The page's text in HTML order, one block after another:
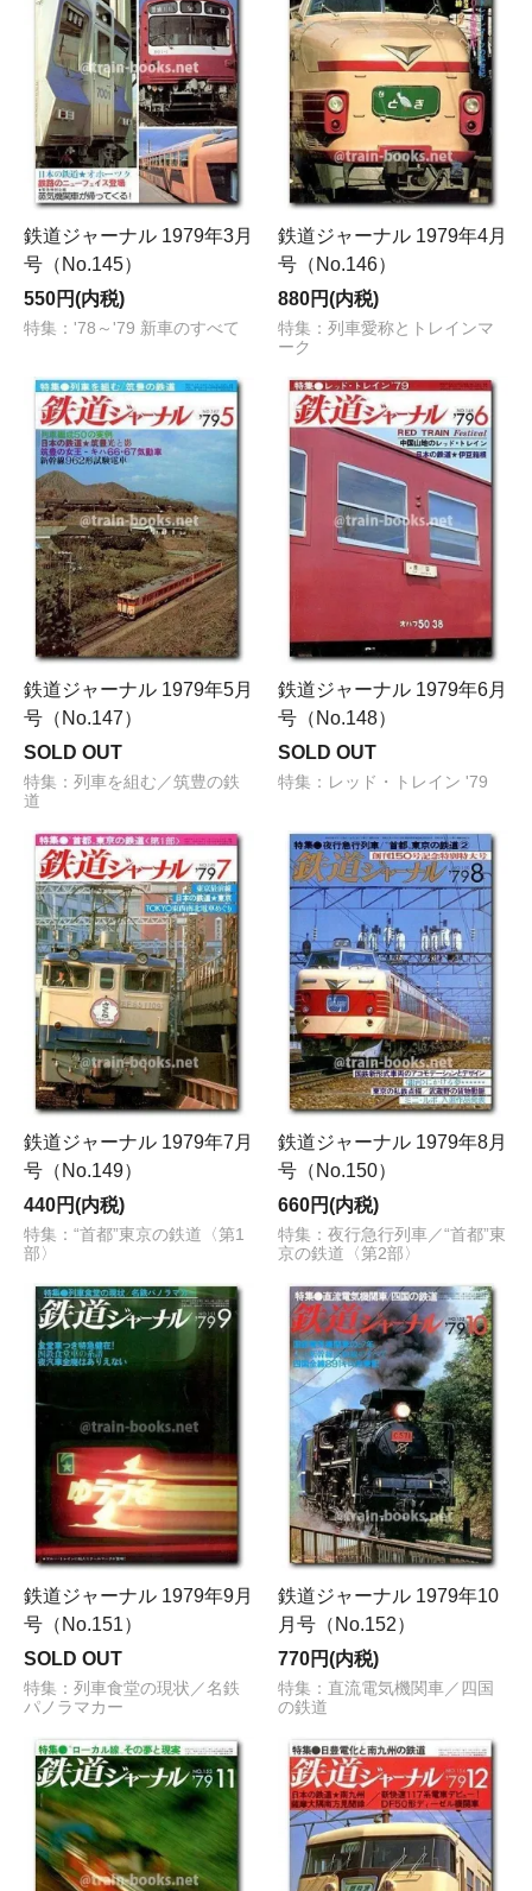
鉄道ジャーナル 1979年3月
号（No.145）
550円(内税)
特集：'78～'79 新車のすべて
鉄道ジャーナル 1979年4月
号（No.146）
880円(内税)
特集：列車愛称とトレインマ
ーク
鉄道ジャーナル 1979年5月
号（No.147）
SOLD OUT
特集：列車を組む／筑豊の鉄
道
鉄道ジャーナル 1979年6月
号（No.148）
SOLD OUT
特集：レッド・トレイン '79
鉄道ジャーナル 1979年7月
号（No.149）
440円(内税)
特集：“首都”東京の鉄道〈第1
部〉
鉄道ジャーナル 1979年8月
号（No.150）
660円(内税)
特集：夜行急行列車／“首都”東
京の鉄道〈第2部〉
鉄道ジャーナル 1979年9月
号（No.151）
SOLD OUT
特集：列車食堂の現状／名鉄
パノラマカー
鉄道ジャーナル 1979年10
月号（No.152）
770円(内税)
特集：直流電気機関車／四国
の鉄道